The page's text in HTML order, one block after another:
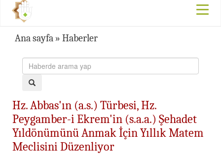
Ana sayfa » Haberler
Hz. Abbas'ın (a.s.) Türbesi, Hz.
Peygamber-i Ekrem'in (s.a.a.) Şehadet
Yıldönümünü Anmak İçin Yıllık Matem
Meclisini Düzenliyor